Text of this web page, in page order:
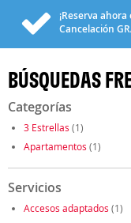
¡Reserva
Cancelación
BÚSQUEDAS
Categorías
3 Estrellas (1)
Apartamentos (1)
Servicios
Accesos adaptados (1)